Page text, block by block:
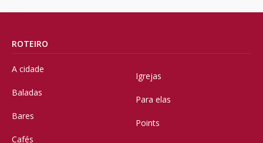
ROTEIRO
A cidade
Baladas
Bares
Cafés
Igrejas
Para elas
Points